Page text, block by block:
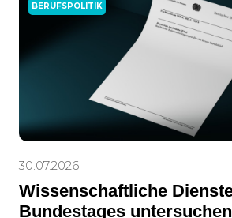
BERUFSPOLITIK
30.07.2026
Wissenschaftliche
Bundestages